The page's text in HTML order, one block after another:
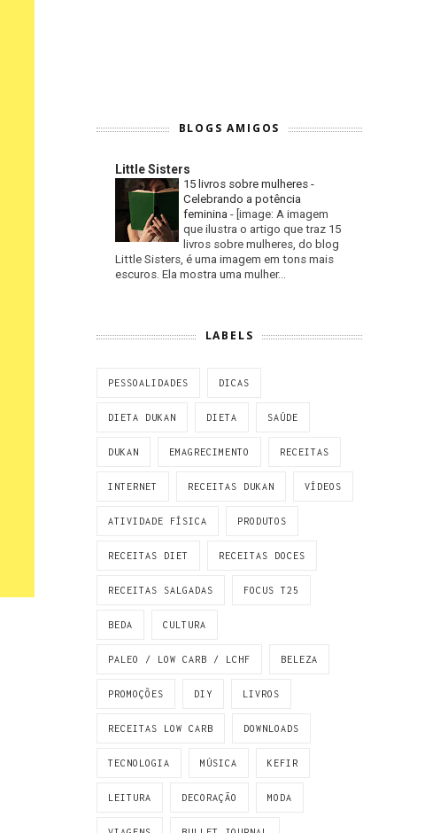
BLOGS AMIGOS
Little Sisters
15 livros sobre mulheres -
Celebrando a potência
feminina - [image: A imagem
que ilustra o artigo que traz 15
livros sobre mulheres, do blog
Little Sisters, é uma imagem em tons mais
escuros. Ela mostra uma mulher...
LABELS
PESSOALIDADES DICAS
DIETA DUKAN DIETA SAÚDE
DUKAN EMAGRECIMENTO RECEITAS
INTERNET RECEITAS DUKAN VÍDEOS
ATIVIDADE FÍSICA PRODUTOS
RECEITAS DIET RECEITAS DOCES
RECEITAS SALGADAS FOCUS T25
BEDA CULTURA
PALEO / LOW CARB / LCHF BELEZA
PROMOÇÕES DIY LIVROS
RECEITAS LOW CARB DOWNLOADS
TECNOLOGIA MÚSICA KEFIR
LEITURA DECORAÇÃO MODA